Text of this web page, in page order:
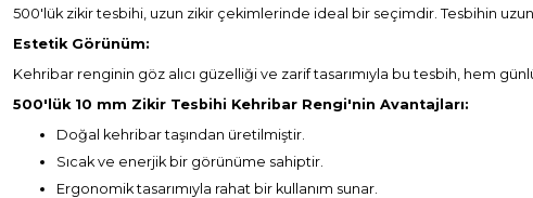
500'lük zikir tesbihi, uzun zikir çekimlerinde ideal bir seçimdir. Tesbihin
Estetik Görünüm:
Kehribar renginin göz alıcı güzelliği ve zarif tasarımıyla bu tesbih, hem
500'lük 10 mm Zikir Tesbihi Kehribar Rengi'nin Avantajları:
Doğal kehribar taşından üretilmiştir.
Sıcak ve enerjik bir görünüme sahiptir.
Ergonomik tasarımıyla rahat bir kullanım sunar.